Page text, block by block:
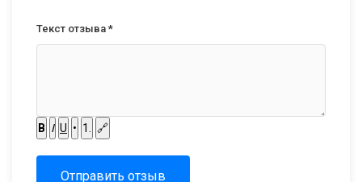
Текст отзыва *
B I U • 1. 🔗
Отправить отзыв